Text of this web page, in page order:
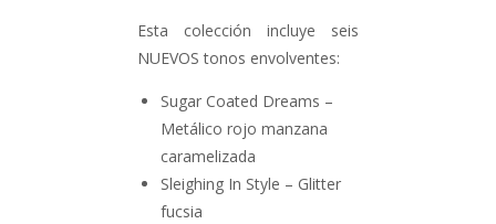
Esta colección incluye seis
NUEVOS tonos envolventes:
Sugar Coated Dreams –
Metálico rojo manzana
caramelizada
Sleighing In Style – Glitter
fucsia